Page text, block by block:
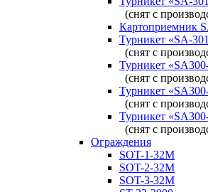
(снят с
Картоприемник
Турникет «SA-
(снят с
Турникет
(снят с
Турникет
(снят с
Турникет
(снят с
Ограждения
SOT-1-32М
SOT-2-32М
SOT-3-32М